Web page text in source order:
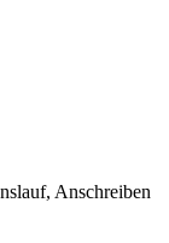
Anschreiben